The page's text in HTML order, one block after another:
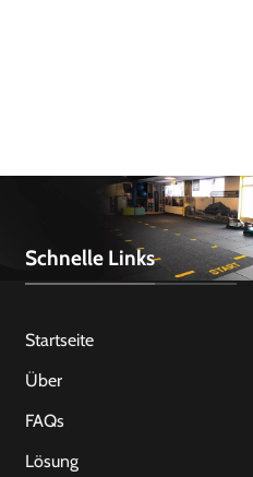
Schnelle Links
Startseite
Über
FAQs
Lösung